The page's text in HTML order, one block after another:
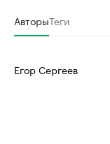
АвторыТеги
Егор Сергеев